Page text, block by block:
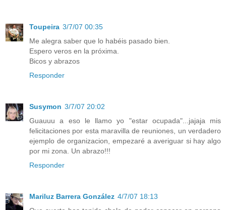
Toupeira 3/7/07 00:35
Me alegra saber que lo habéis pasado bien.
Espero veros en la próxima.
Bicos y abrazos
Responder
Susymon 3/7/07 20:02
Guauuu a eso le llamo yo "estar ocupada"...jajaja mis
felicitaciones por esta maravilla de reuniones, un verdadero
ejemplo de organizacion, empezaré a averiguar si hay algo
por mi zona. Un abrazo!!!
Responder
Mariluz Barrera González 4/7/07 18:13